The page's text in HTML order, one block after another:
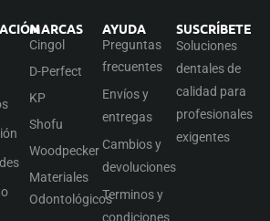
MARCAS
Cingol
D-Perfect
KP
Shofu
Woodpecker
Materiales
Odontológicos
AYUDA
Preguntas
frecuentes
Envíos y
entregas
Cambios y
devoluciones
Terminos y
condiciones
SUSCRÍBETE
Soluciones
dentales de
calidad para
profesionales
exigentes